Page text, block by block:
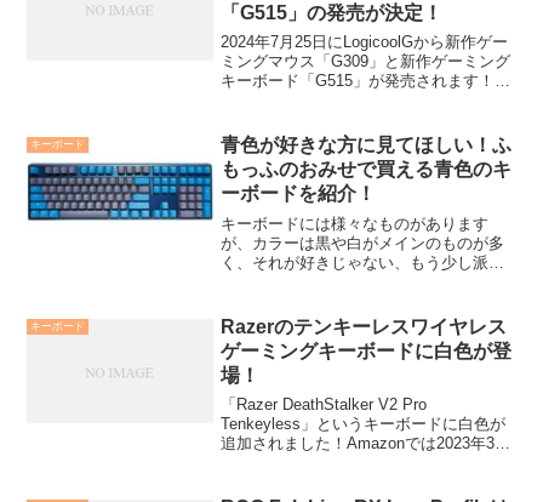
「G515」の発売が決定！
2024年7月25日にLogicoolGから新作ゲー
ミングマウス「G309」と新作ゲーミング
キーボード「G515」が発売されます！ど
と思います。「G309」の製品概要製...
キーボード
青色が好きな方に見てほしい！ふ
もっふのおみせで買える青色のキ
ーボードを紹介！
キーボードには様々なものがあります
が、カラーは黒や白がメインのものが多
く、それが好きじゃない、もう少し派手
は、ふもっふのおみせというサイトで販
売されているキーボードの中...
キーボード
Razerのテンキーレスワイヤレス
ゲーミングキーボードに白色が登
場！
「Razer DeathStalker V2 Pro
Tenkeyless」というキーボードに白色が
追加されました！Amazonでは2023年3月